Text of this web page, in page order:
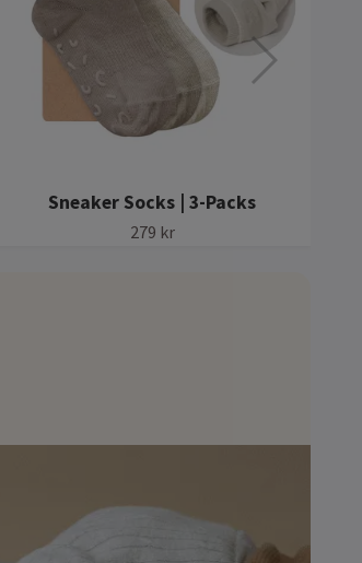
Sneaker Socks | 3-Packs
279 kr